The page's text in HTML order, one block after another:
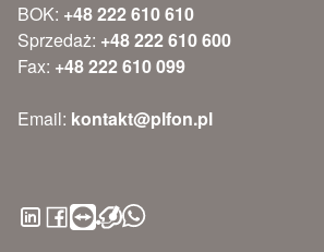
BOK: +48 222 610 610
Sprzedaż: +48 222 610 600
Fax: +48 222 610 099
Email: kontakt@plfon.pl